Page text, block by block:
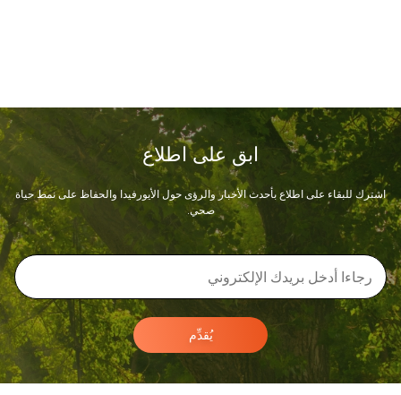
ابق على اطلاع
اشترك للبقاء على اطلاع بأحدث الأخبار والرؤى حول الأيورفيدا والحفاظ على نمط حياة
صحي.
يُقدِّم